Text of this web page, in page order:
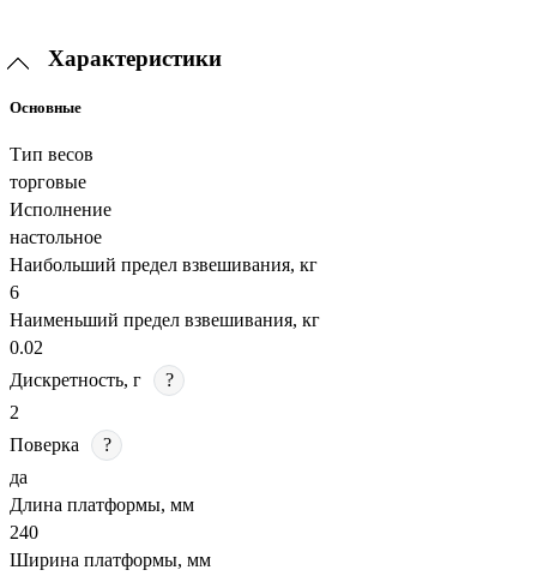
Характеристики
Основные
Тип весов
торговые
Исполнение
настольное
Наибольший предел взвешивания, кг
6
Наименьший предел взвешивания, кг
0.02
Дискретность, г
?
2
Поверка
?
да
Длина платформы, мм
240
Ширина платформы, мм